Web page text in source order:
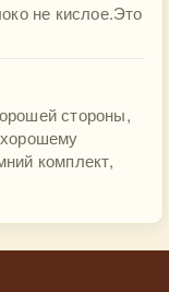
не кислое.Это
стороны,
комплект,